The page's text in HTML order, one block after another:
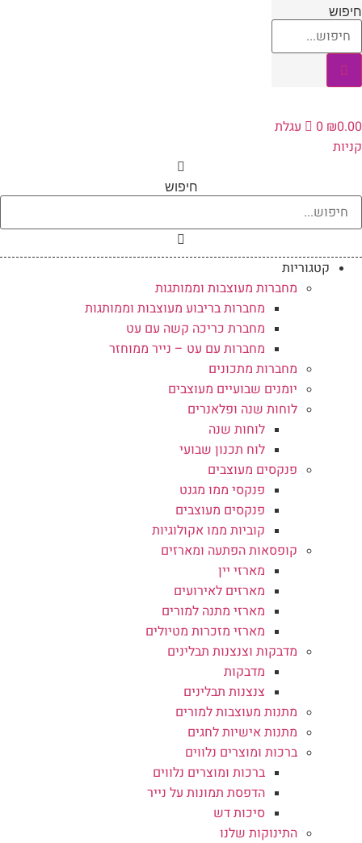
דלג
לתוכן
חיפוש
₪0.00
0
עגלת
קניות
חיפוש
קטגוריות
מחברות מעוצבות וממותגות
מחברות בריבוע מעוצבות וממותגות
מחברת כריכה קשה עם עט
מחברות עם עט – נייר ממוחזר
מחברות מתכונים
יומנים שבועיים מעוצבים
לוחות שנה ופלאנרים
לוחות שנה
לוח תכנון שבועי
פנקסים מעוצבים
פנקסי ממו מגנט
פנקסים מעוצבים
קוביות ממו אקולוגיות
קופסאות הפתעה ומארזים
מארזי יין
מארזים לאירועים
מארזי מתנה למורים
מארזי מזכרות מטיולים
מדבקות וצנצנות תבלינים
מדבקות
צנצנות תבלינים
מתנות מעוצבות למורים
מתנות אישיות לחגים
ברכות ומוצרים נלווים
ברכות ומוצרים נלווים
הדפסת תמונות על נייר
סיכות דש
התינוקות שלנו